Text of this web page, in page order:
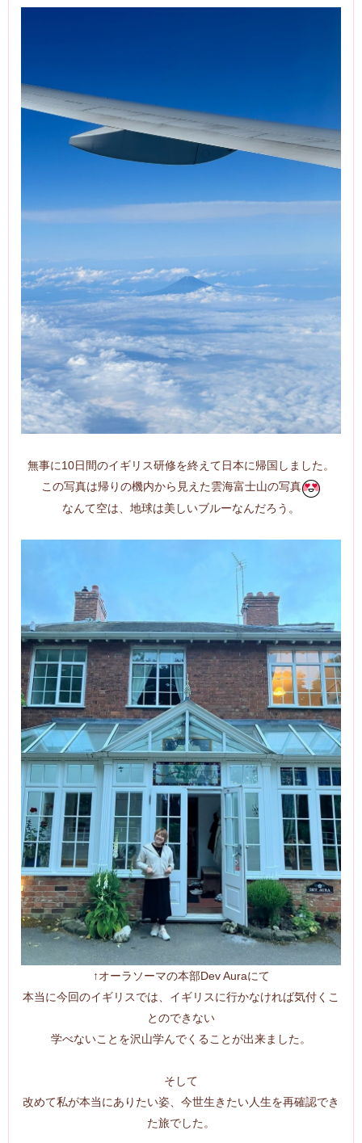
無事に10日間のイギリス研修を終えて日本に帰国しました。
この写真は帰りの機内から見えた雲海富士山の写真
なんて空は、地球は美しいブルーなんだろう。
↑オーラソーマの本部Dev Auraにて
本当に今回のイギリスでは、イギリスに行かなければ気付くこ
とのできない
学べないことを沢山学んでくることが出来ました。
そして
改めて私が本当にありたい姿、今世生きたい人生を再確認でき
た旅でした。